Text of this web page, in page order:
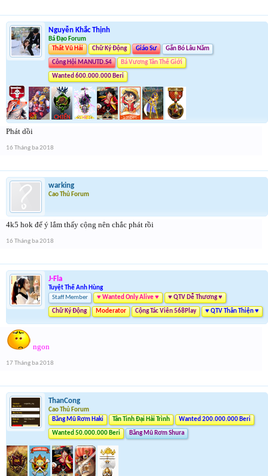
Nguyễn Khắc Thịnh
Bá Đạo Forum
Thất Vũ Hải
Chữ Ký Động Giáo Sư Gắn Bó Lâu Năm
Công Hội MANUTD.S4 Bá Vương Tân Thế Giới
Wanted 600.000.000 Beri
Phát dồi
16 Tháng ba 2018
warking
Cao Thủ Forum
4k5 hok để ý lắm thấy cộng nên chắc phát rồi
16 Tháng ba 2018
J-Fla
Tuyệt Thế Anh Hùng
Staff Member
♥ Wanted Only Alive ♥ ♥ QTV Dễ Thương ♥
Chữ Ký Động Moderator Cộng Tác Viên 568Play ♥ QTV Thân Thiện ♥
ngon
17 Tháng ba 2018
ThanCong
Cao Thủ Forum
Băng Mũ Rơm Haki
Tân Tinh Đại Hải Trình Wanted 200.000.000 Beri
Wanted 50.000.000 Beri Băng Mũ Rơm Shura